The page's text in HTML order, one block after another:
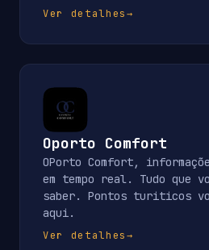
Ver detalhes→
Oporto Comfort
OPorto Comfort,
em tempo real. Tudo que
saber. Pontos turiticos
aqui.
Ver detalhes→